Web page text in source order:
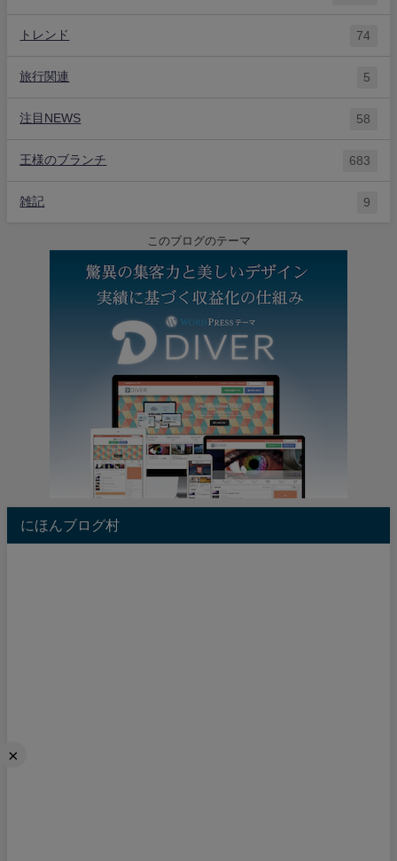
トレンド 74
旅行関連 5
注目NEWS 58
王様のブランチ 683
雑記 9
このブログのテーマ
にほんブログ村
×